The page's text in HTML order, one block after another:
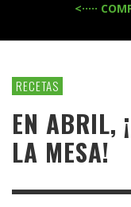
<·····
RECETAS
EN ABRIL,
LA MESA!